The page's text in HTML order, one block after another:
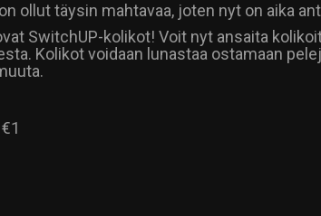
ollut täysin mahtavaa, joten nyt on aika
SwitchUP-kolikot! Voit nyt ansaita
Kolikot voidaan lunastaa ostamaan